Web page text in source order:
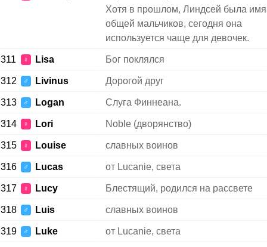
Хотя в прошлом, Линдсей была имя
общей мальчиков, сегодня она
используется чаще для девочек.
311 ♀ Lisa Бог поклялся
312 ♂ Livinus Дорогой друг
313 ♂ Logan Слуга Финнеана.
314 ♀ Lori Noble (дворянство)
315 ♀ Louise славных воинов
316 ♂ Lucas от Lucanie, света
317 ♀ Lucy Блестящий, родился на рассвете
318 ♂ Luis славных воинов
319 ♂ Luke от Lucanie, света